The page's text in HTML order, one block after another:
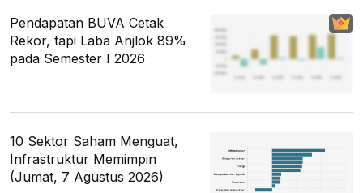
Pendapatan BUVA Cetak
Rekor, tapi Laba Anjlok 89%
pada Semester I 2026
10 Sektor Saham Menguat,
Infrastruktur Memimpin
(Jumat, 7 Agustus 2026)